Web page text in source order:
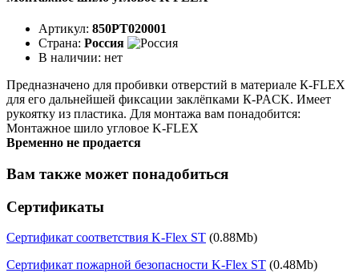
Артикул: 850PT020001
Страна: Россия
В наличии: нет
Предназначено для пробивки отверстий в материале К-FLEX
для его дальнейшей фиксации заклёпками К-PACK. Имеет
рукоятку из пластика. Для монтажа вам понадобится:
Монтажное шило угловое K-FLEX
Временно не продается
Вам также может понадобиться
Сертификаты
Сертификат соответствия K-Flex ST (0.88Mb)
Сертификат пожарной безопасности K-Flex ST (0.48Mb)